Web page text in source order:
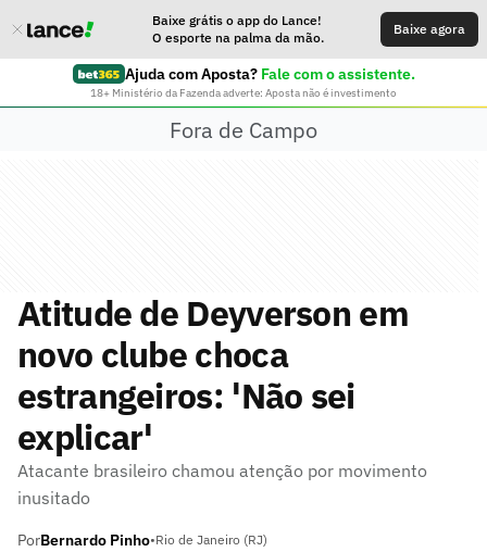
Baixe grátis o app do Lance!
O esporte na palma da mão.
Baixe agora
Ajuda com Aposta? Fale com o assistente.
18+ Ministério da Fazenda adverte: Aposta não é investimento
Fora de Campo
Atitude de Deyverson em
novo clube choca
estrangeiros: 'Não sei
explicar'
Atacante brasileiro chamou atenção por movimento
inusitado
PorBernardo Pinho•Rio de Janeiro (RJ)